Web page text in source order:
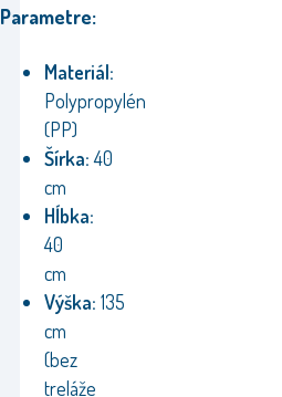
Parametre:
Materiál:
Polypropylén
(PP)
Šírka:40
cm
Hĺbka:
40
cm
Výška: 135
cm
(bez
treláže